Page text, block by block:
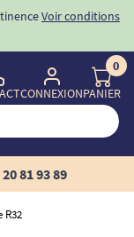
Voir conditions
CONNEXION
0
PANIER
81 93 89